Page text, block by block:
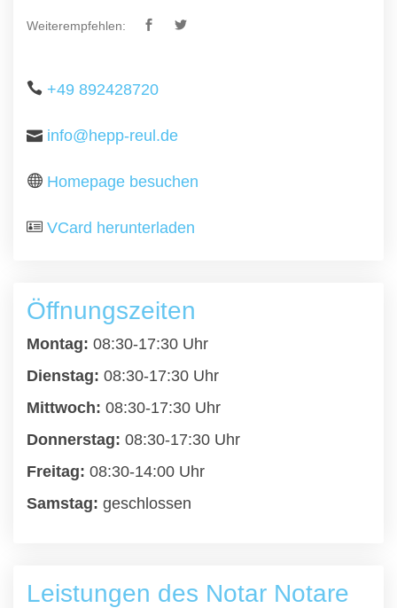
Weiterempfehlen:
+49 892428720
info@hepp-reul.de
Homepage besuchen
VCard herunterladen
Öffnungszeiten
Montag: 08:30-17:30 Uhr
Dienstag: 08:30-17:30 Uhr
Mittwoch: 08:30-17:30 Uhr
Donnerstag: 08:30-17:30 Uhr
Freitag: 08:30-14:00 Uhr
Samstag: geschlossen
Leistungen des Notar Notare